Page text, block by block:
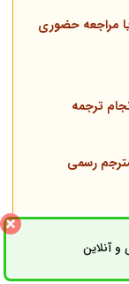
مراجعه حضوری
ترجمه
رسمی
خارجه
آنلاینثبت سفارش